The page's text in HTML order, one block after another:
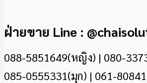
ฝ่ายขาย Line :
088-5851649(หญิง) | 080-
085-0555331(มุก) | 061-